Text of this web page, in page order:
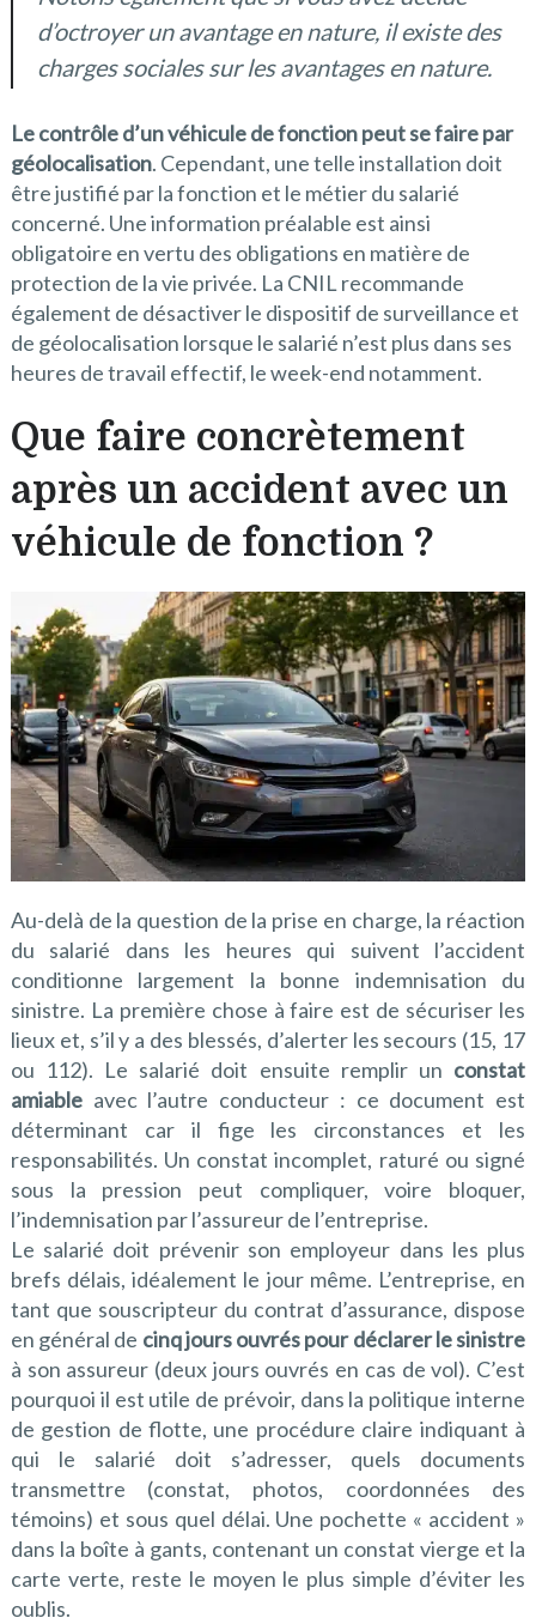
d’octroyer un avantage en nature, il existe des
charges sociales sur les avantages en nature.
Le contrôle d’un véhicule de fonction peut se faire par
géolocalisation. Cependant, une telle installation doit
être justifié par la fonction et le métier du salarié
concerné. Une information préalable est ainsi
obligatoire en vertu des obligations en matière de
protection de la vie privée. La CNIL recommande
également de désactiver le dispositif de surveillance et
de géolocalisation lorsque le salarié n’est plus dans ses
heures de travail effectif, le week-end notamment.
Que faire concrètement
après un accident avec un
véhicule de fonction ?
Au-delà de la question de la prise en charge, la réaction
du salarié dans les heures qui suivent l’accident
conditionne largement la bonne indemnisation du
sinistre. La première chose à faire est de sécuriser les
lieux et, s’il y a des blessés, d’alerter les secours (15, 17
ou 112). Le salarié doit ensuite remplir un constat
amiableavec l’autre conducteur : ce document est
déterminant car il fige les circonstances et les
responsabilités. Un constat incomplet, raturé ou signé
sous la pression peut compliquer, voire bloquer,
l’indemnisation par l’assureur de l’entreprise.
Le salarié doit prévenir son employeur dans les plus
brefs délais, idéalement le jour même. L’entreprise, en
tant que souscripteur du contrat d’assurance, dispose
en général de cinq jours ouvrés pour déclarer le sinistre
à son assureur (deux jours ouvrés en cas de vol). C’est
pourquoi il est utile de prévoir, dans la politique interne
de gestion de flotte, une procédure claire indiquant à
qui le salarié doit s’adresser, quels documents
transmettre (constat, photos, coordonnées des
témoins) et sous quel délai. Une pochette « accident »
dans la boîte à gants, contenant un constat vierge et la
carte verte, reste le moyen le plus simple d’éviter les
oublis.